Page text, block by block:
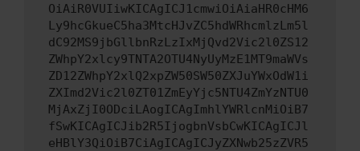
OiAiR0VUIiwKICAgICJ1cmwiOiAiaHR0cHM6
Ly9hcGkueC5ha3MtcHJvZC5hdWRhcmlzLm5l
dC92MS9jbGllbnRzLzIxMjQvd2Vic2l0ZS12
ZWhpY2xlcy9TNTA2OTU4NyUyMzE1MT9maWVs
ZD12ZWhpY2xlQ2xpZW50SW50ZXJuYWxOdW1i
ZXImd2Vic2l0ZT01ZmEyYjc5NTU4ZmYzNTU0
MjAxZjI0ODciLAogICAgImhlYWRlcnMiOiB7
fSwKICAgICJib2R5IjogbnVsbCwKICAgICJl
eHBlY3QiOiB7CiAgICAgICJyZXNwb25zZVR5